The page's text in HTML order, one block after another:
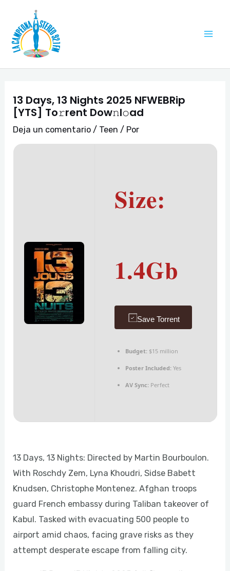
contenido
13 Days, 13 Nights 2025 NFWEBRip
[YTS] To𝚛rent Dow𝚗l𝚘ad
Deja un comentario / Teen / Por
Size:
1.4Gb
Save Torrent
Budget:$15 million
Poster Included:Yes
AV Sync:Perfect
13 Days, 13 Nights: Directed by Martin Bourboulon.
With Roschdy Zem, Lyna Khoudri, Sidse Babett
Knudsen, Christophe Montenez. Afghan troops
guard French embassy during Taliban takeover of
Kabul. Tasked with evacuating 500 people to
airport amid chaos, facing grave risks as they
attempt desperate escape from falling city.
de
entradas